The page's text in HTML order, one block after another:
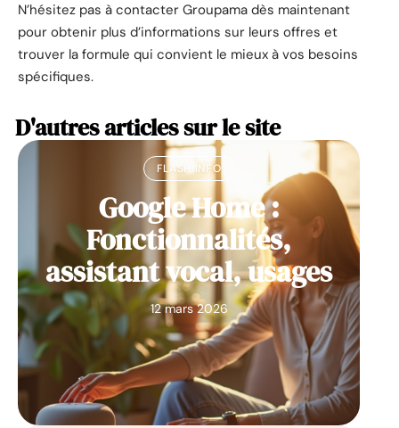
N’hésitez pas à contacter Groupama dès maintenant
pour obtenir plus d’informations sur leurs offres et
trouver la formule qui convient le mieux à vos besoins
spécifiques.
D'autres articles sur le site
FLASH INFO
Google Home :
Fonctionnalités,
assistant vocal, usages
12 mars 2026